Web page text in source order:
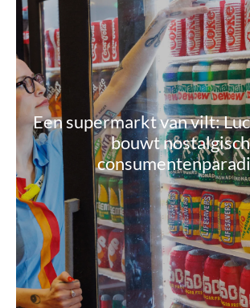
Een supermarkt van vilt:
bouwt nostalgisch